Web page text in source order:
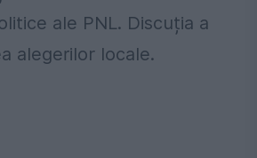
ale PNL. Discuția a
alegerilor locale.